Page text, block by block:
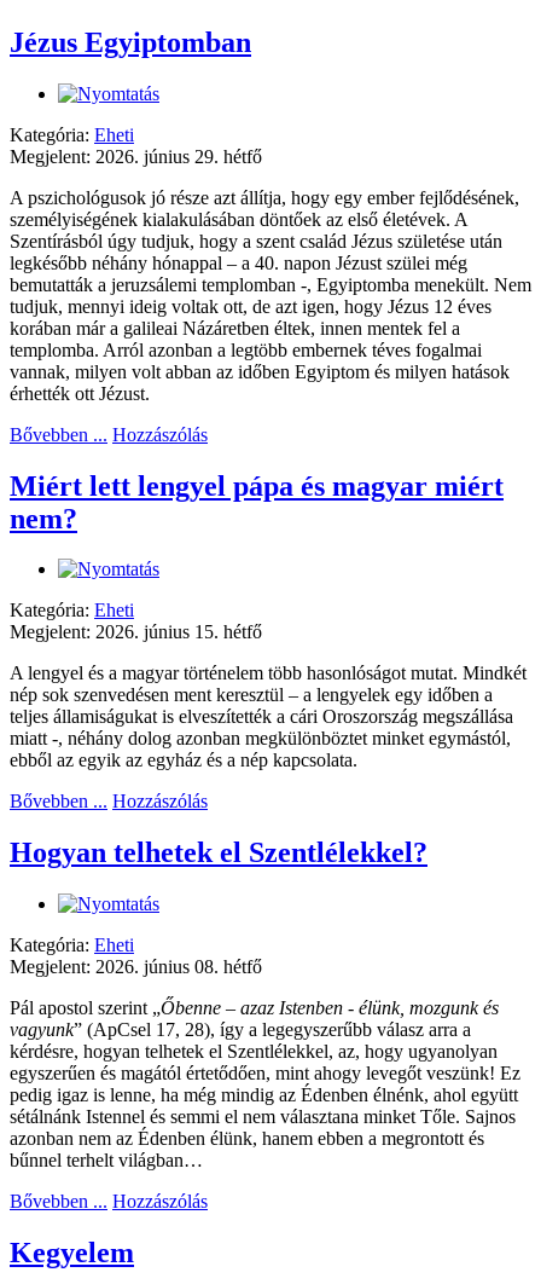
Jézus Egyiptomban
Kategória: Eheti
Megjelent: 2026. június 29. hétfő
A pszichológusok jó része azt állítja, hogy egy ember fejlődésének,
személyiségének kialakulásában döntőek az első életévek. A
Szentírásból úgy tudjuk, hogy a szent család Jézus születése után
legkésőbb néhány hónappal – a 40. napon Jézust szülei még
bemutatták a jeruzsálemi templomban -, Egyiptomba menekült. Nem
tudjuk, mennyi ideig voltak ott, de azt igen, hogy Jézus 12 éves
korában már a galileai Názáretben éltek, innen mentek fel a
templomba. Arról azonban a legtöbb embernek téves fogalmai
vannak, milyen volt abban az időben Egyiptom és milyen hatások
érhették ott Jézust.
Bővebben ... Hozzászólás
Miért lett lengyel pápa és magyar miért
nem?
Kategória: Eheti
Megjelent: 2026. június 15. hétfő
A lengyel és a magyar történelem több hasonlóságot mutat. Mindkét
nép sok szenvedésen ment keresztül – a lengyelek egy időben a
teljes államiságukat is elveszítették a cári Oroszország megszállása
miatt -, néhány dolog azonban megkülönböztet minket egymástól,
ebből az egyik az egyház és a nép kapcsolata.
Bővebben ... Hozzászólás
Hogyan telhetek el Szentlélekkel?
Kategória: Eheti
Megjelent: 2026. június 08. hétfő
Pál apostol szerint „Őbenne – azaz Istenben - élünk, mozgunk és
vagyunk” (ApCsel 17, 28), így a legegyszerűbb válasz arra a
kérdésre, hogyan telhetek el Szentlélekkel, az, hogy ugyanolyan
egyszerűen és magától értetődően, mint ahogy levegőt veszünk! Ez
pedig igaz is lenne, ha még mindig az Édenben élnénk, ahol együtt
sétálnánk Istennel és semmi el nem választana minket Tőle. Sajnos
azonban nem az Édenben élünk, hanem ebben a megrontott és
bűnnel terhelt világban…
Bővebben ... Hozzászólás
Kegyelem